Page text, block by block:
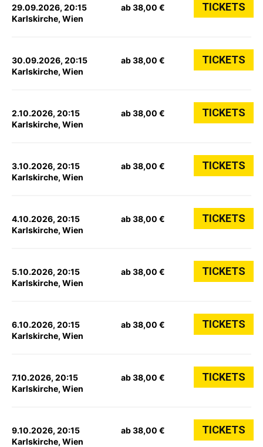
29.09.2026, 20:15
Karlskirche, Wien
ab 38,00 € TICKETS
30.09.2026, 20:15
Karlskirche, Wien
ab 38,00 € TICKETS
2.10.2026, 20:15
Karlskirche, Wien
ab 38,00 € TICKETS
3.10.2026, 20:15
Karlskirche, Wien
ab 38,00 € TICKETS
4.10.2026, 20:15
Karlskirche, Wien
ab 38,00 € TICKETS
5.10.2026, 20:15
Karlskirche, Wien
ab 38,00 € TICKETS
6.10.2026, 20:15
Karlskirche, Wien
ab 38,00 € TICKETS
7.10.2026, 20:15
Karlskirche, Wien
ab 38,00 € TICKETS
9.10.2026, 20:15
Karlskirche, Wien
ab 38,00 € TICKETS